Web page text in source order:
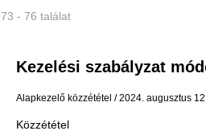
Közzétételek -
73 - 76 találat
Kezelési szabályzat
Alapkezelő közzététel 2024. augusztus
Közzététel